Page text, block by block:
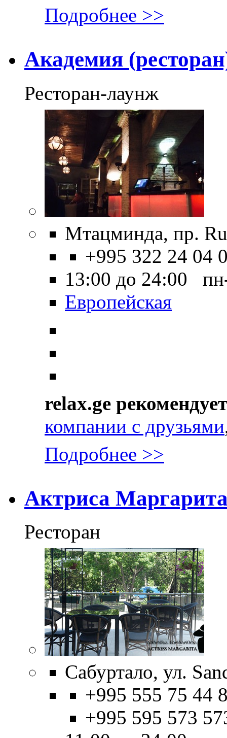
Подробнее >>
Академия
Ресторан-лаунж
Мтацминда, пр.
+995 322 24 04
13:00 до 24:00
Европейская
relax.ge рекомендует
компании с друзьями
Подробнее >>
Актриса
Ресторан
Сабуртало, ул.
+995 555 75 44
+995 595 573